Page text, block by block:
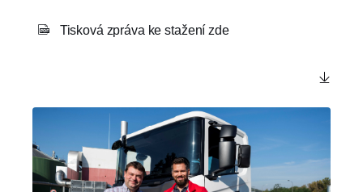
Tisková zpráva ke stažení zde